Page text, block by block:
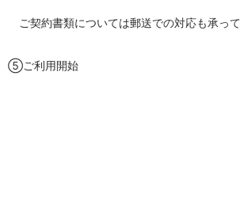
ご契約書類については郵送での対応も承って
⑤ご利用開始